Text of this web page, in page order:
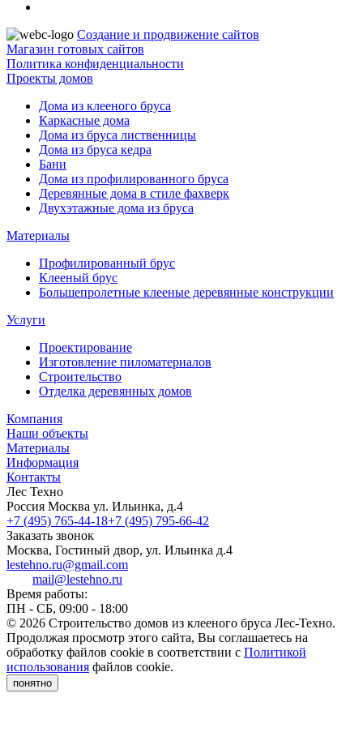
Создание и продвижение сайтов
Магазин готовых сайтов
Политика конфиденциальности
Проекты домов
Дома из клееного бруса
Каркасные дома
Дома из бруса лиственницы
Дома из бруса кедра
Бани
Дома из профилированного бруса
Деревянные дома в стиле фахверк
Двухэтажные дома из бруса
Материалы
Профилированный брус
Клееный брус
Большепролетные клееные деревянные конструкции
Услуги
Проектирование
Изготовление пиломатериалов
Строительство
Отделка деревянных домов
Компания
Наши объекты
Материалы
Информация
Контакты
Лес Техно
Россия Москва ул. Ильинка, д.4
+7 (495) 765-44-18+7 (495) 795-66-42
Заказать звонок
Москва, Гостиный двор, ул. Ильинка д.4
lestehno.ru@gmail.com
mail@lestehno.ru
Время работы:
ПН - СБ, 09:00 - 18:00
© 2026 Строительство домов из клееного бруса Лес-Техно.
Продолжая просмотр этого сайта, Вы соглашаетесь на
обработку файлов cookie в соответствии с Политикой
использования файлов cookie.
понятно